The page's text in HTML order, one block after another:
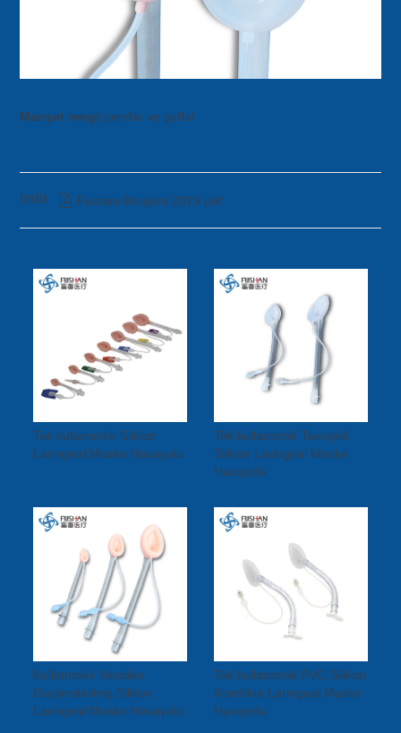
Manşet rengi:pembe ve şeffaf
indir  Fushan Broşürü 2019.pdf
Tek kullanımlık Silikon
Laringeal Maske Havayolu
Tek kullanımlık Takviyeli
Silikon Laringeal Maske
Havayolu
Kullanımlık Yeniden
Güçlendirilmiş Silikon
Laringeal Maske Havayolu
Tek kullanımlık PVC Silikon
Kombine Laringeal Maske
Havayolu